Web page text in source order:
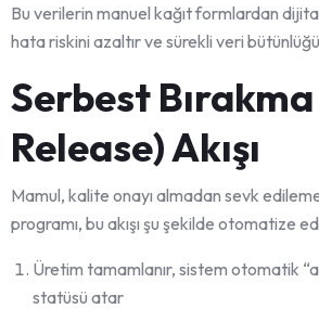
Bu verilerin manuel kağıt formlardan
hata riskini azaltır ve sürekli veri
Serbest
Release) Akışı
Mamul, kalite onayı almadan sevk
programı, bu akışı şu şekilde otomatize
Üretim tamamlanır, sistem otomatik
statüsü atar